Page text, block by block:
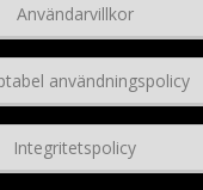
Användarvillkor
användningspolicy
Integritetspolicy